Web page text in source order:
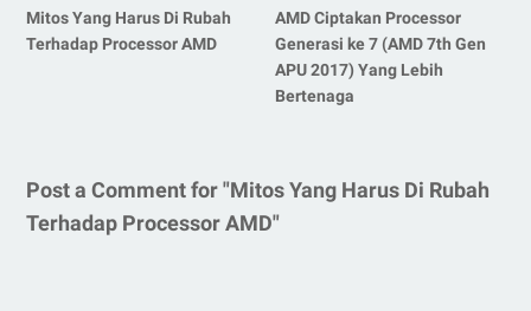
Mitos Yang Harus Di Rubah
Terhadap Processor AMD
AMD Ciptakan Processor
Generasi ke 7 (AMD 7th Gen
APU 2017) Yang Lebih
Bertenaga
Post a Comment for "Mitos Yang Harus Di Rubah
Terhadap Processor AMD"